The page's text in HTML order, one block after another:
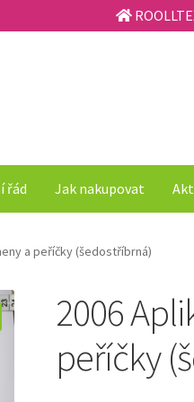
řád Jak nakupovat
a peříčky (šedostříbrná)
2006
peříčky